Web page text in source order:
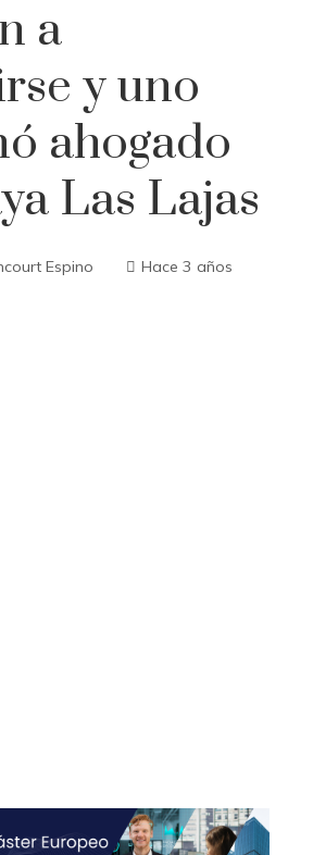
a
y uno
ahogado
Las Lajas
Espino
Hace 3 años